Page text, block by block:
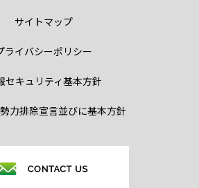
サイトマップ
ライバシーポリシー
セキュリティ基本方針
力排除宣言並びに基本方針